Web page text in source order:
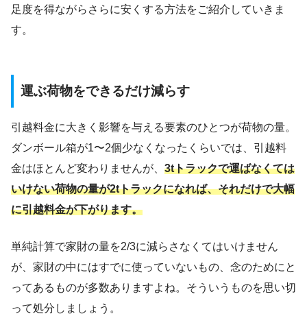
足度を得ながらさらに安くする方法をご紹介していきま
す。
運ぶ荷物をできるだけ減らす
引越料金に大きく影響を与える要素のひとつが荷物の量。
ダンボール箱が1〜2個少なくなったくらいでは、引越料
金はほとんど変わりませんが、 3tトラックで運ばなくては
いけない荷物の量が2tトラックになれば、それだけで大幅
に引越料金が下がります。
単純計算で家財の量を2/3に減らさなくてはいけません
が、家財の中にはすでに使っていないもの、念のためにと
ってあるものが多数ありますよね。そういうものを思い切
って処分しましょう。